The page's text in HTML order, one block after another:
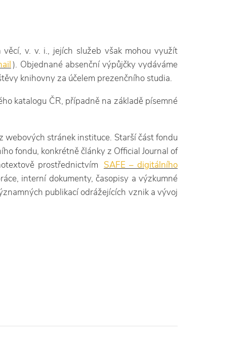
v. v. i., jejích služeb však mohou využít
). Objednané absenční výpůjčky vydáváme
knihovny za účelem prezenčního studia.
katalogu ČR, případně na základě písemné
webových stránek instituce. Starší část fondu
fondu, konkrétně články z Official Journal of
prostřednictvím SAFE – digitálního
interní dokumenty, časopisy a výzkumné
publikací odrážejících vznik a vývoj